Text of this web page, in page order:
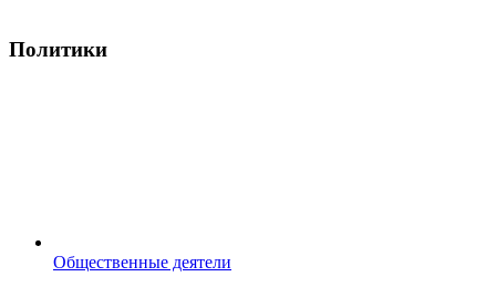
Политики
Общественные деятели